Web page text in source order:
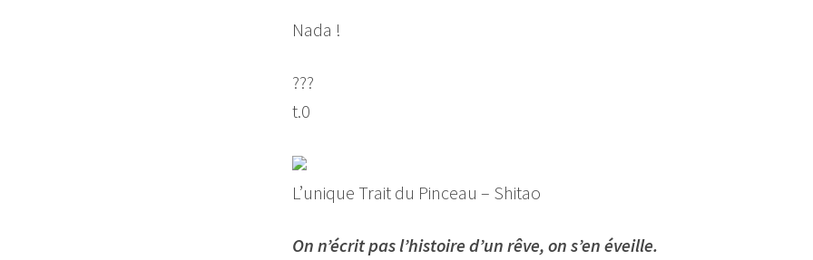
Nada !
???
t.0
L’unique Trait du Pinceau – Shitao
On n’écrit pas l’histoire d’un rêve, on s’en éveille.